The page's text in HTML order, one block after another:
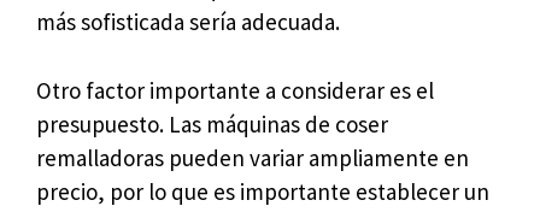
más sofisticada sería adecuada.
Otro factor importante a considerar es el
presupuesto. Las máquinas de coser
remalladoras pueden variar ampliamente en
precio, por lo que es importante establecer un